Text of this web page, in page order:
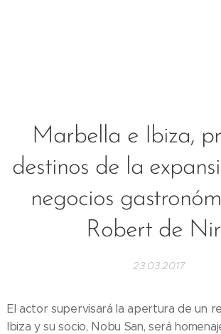
Marbella e Ibiza,
destinos de la
negocios
Robert de
23.03.2017
El actor supervisará la apertura de un
Ibiza y su socio, Nobu San, será